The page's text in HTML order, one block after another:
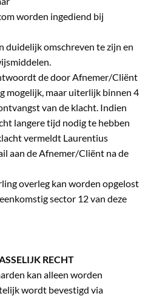
worden ingediend bij
duidelijk omschreven te zijn en
de door Afnemer/Cliënt
mogelijk, maar uiterlijk binnen 4
van de klacht. Indien
langere tijd nodig te hebben
vermeldt Laurentius
aan de Afnemer/Cliënt na de
overleg kan worden opgelost
sector 12 van deze
RECHT
kan alleen worden
wordt bevestigd via